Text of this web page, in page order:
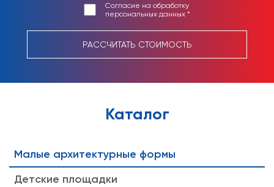
Согласие на обработку
персональных данных *
РАССЧИТАТЬ СТОИМОСТЬ
Каталог
Малые архитектурные формы
Детские площадки